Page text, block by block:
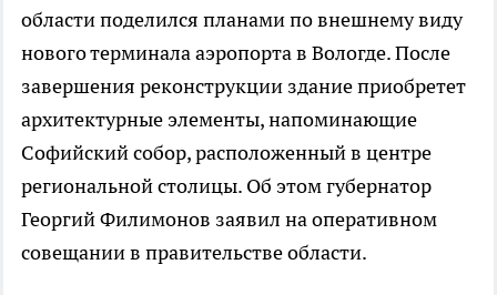
области поделился планами по внешнему виду
нового терминала аэропорта в Вологде. После
завершения реконструкции здание приобретет
архитектурные элементы, напоминающие
Софийский собор, расположенный в центре
региональной столицы. Об этом губернатор
Георгий Филимонов заявил на оперативном
совещании в правительстве области.